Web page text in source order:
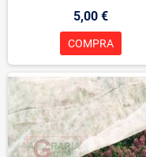
5,00 €
COMPRA